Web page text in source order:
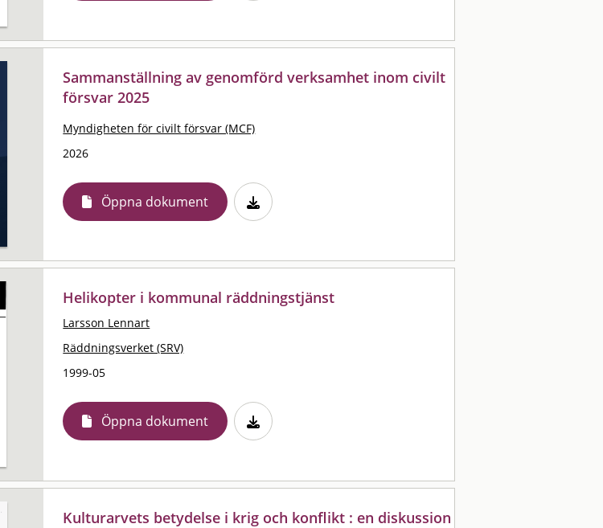
Sammanställning av genomförd verksamhet inom civilt
försvar 2025
Myndigheten för civilt försvar (MCF)
2026
Öppna dokument
Helikopter i kommunal räddningstjänst
Larsson Lennart
Räddningsverket (SRV)
1999-05
Öppna dokument
Kulturarvets betydelse i krig och konflikt : en diskussion